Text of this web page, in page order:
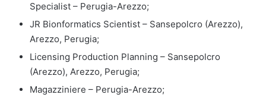
Specialist – Perugia-Arezzo;
JR Bionformatics Scientist – Sansepolcro (Arezzo),
Arezzo, Perugia;
Licensing Production Planning – Sansepolcro
(Arezzo), Arezzo, Perugia;
Magazziniere – Perugia-Arezzo;